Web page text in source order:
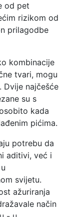
od pet
rizikom od
prilagodbe
kombinacije
tvari, mogu
najčešće
su s
kada
pićima.
potrebu da
aditivi, već i
svijetu.
ažuriranja
način